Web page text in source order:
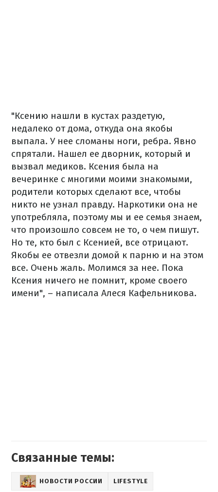
"Ксению нашли в кустах раздетую,
недалеко от дома, откуда она якобы
выпала. У нее сломаны ноги, ребра. Явно
спрятали. Нашел ее дворник, который и
вызвал медиков. Ксения была на
вечеринке с многими моими знакомыми,
родители которых сделают все, чтобы
никто не узнал правду. Наркотики она не
употребляла, поэтому мы и ее семья знаем,
что произошло совсем не то, о чем пишут.
Но те, кто был с Ксенией, все отрицают.
Якобы ее отвезли домой к парню и на этом
все. Очень жаль. Молимся за нее. Пока
Ксения ничего не помнит, кроме своего
имени", – написала Алеся Кафельникова.
Связанные темы:
НОВОСТИ РОССИИ LIFESTYLE